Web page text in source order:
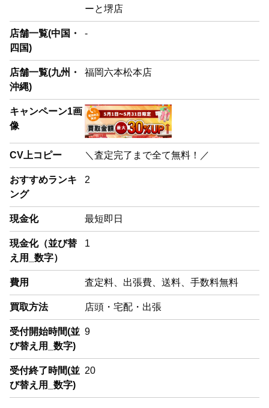
ーと堺店
店舗一覧(中国・
四国)
-
店舗一覧(九州・
沖縄)
福岡六本松本店
キャンペーン1画
像
CV上コピー ＼査定完了まで全て無料！／
おすすめランキ
ング
2
現金化 最短即日
現金化（並び替
え用_数字）
1
費用 査定料、出張費、送料、手数料無料
買取方法 店頭・宅配・出張
受付開始時間(並
び替え用_数字)
9
受付終了時間(並
び替え用_数字)
20